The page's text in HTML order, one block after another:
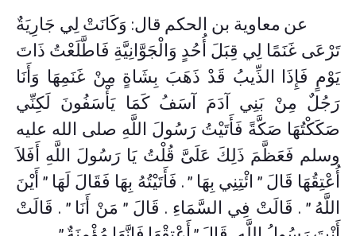
عن معاوية بن الحكم قال: وَكَانَتْ لِي جَارِيَةٌ
تَرْعَى غَنَمًا لِي قِبَلَ أُحُدٍ وَالْجَوَّانِيَّةِ فَاطَّلَعْتُ ذَاتَ
يَوْمٍ فَإِذَا الذِّيبُ قَدْ ذَهَبَ بِشَاةٍ مِنْ غَنَمِهَا وَأَنَا
رَجُلٌ مِنْ بَنِي آدَمَ آسَفُ كَمَا يَأْسَفُونَ لَكِنِّي
صَكَكْتُهَا صَكَّةً فَأَتَيْتُ رَسُولَ اللَّهِ صلى الله عليه
وسلم فَعَظَّمَ ذَلِكَ عَلَىَّ قُلْتُ يَا رَسُولَ اللَّهِ أَفَلاَ
أُعْتِقُهَا قَالَ ‏”‏ ائْتِنِي بِهَا ‏”‏ ‏.‏ فَأَتَيْتُهُ بِهَا فَقَالَ لَهَا ‏”‏ أَيْنَ
اللَّهُ ‏”‏ ‏.‏ قَالَتْ فِي السَّمَاءِ ‏.‏ قَالَ ‏”‏ مَنْ أَنَا ‏”‏ ‏.‏ قَالَتْ